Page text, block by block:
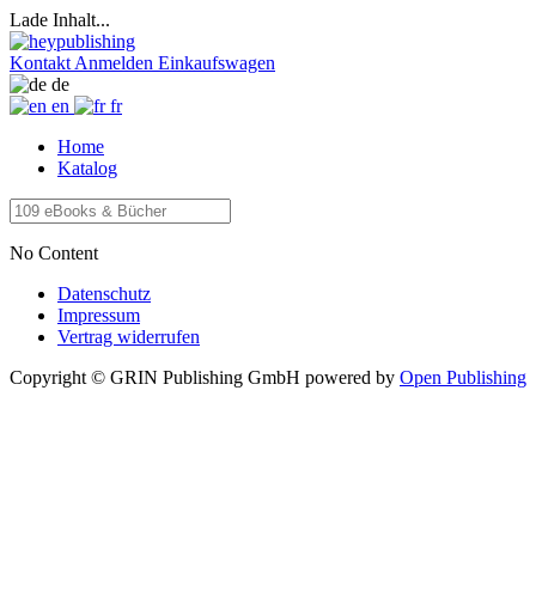
Lade Inhalt...
Kontakt Anmelden Einkaufswagen
de
en
fr
Home
Katalog
No Content
Datenschutz
Impressum
Vertrag widerrufen
Copyright © GRIN Publishing GmbH powered by Open Publishing